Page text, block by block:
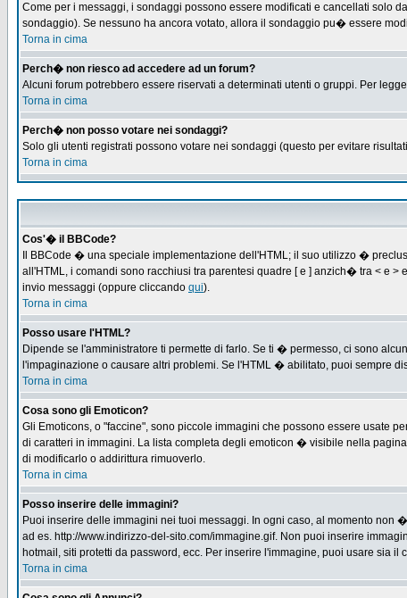
Come per i messaggi, i sondaggi possono essere modificati e cancellati solo
sondaggio). Se nessuno ha ancora votato, allora il sondaggio pu� essere
Torna in cima
Perch� non riesco ad accedere ad un forum?
Alcuni forum potrebbero essere riservati a determinati utenti o gruppi. Per
Torna in cima
Perch� non posso votare nei sondaggi?
Solo gli utenti registrati possono votare nei sondaggi (questo per evitare
Torna in cima
Cos'� il BBCode?
Il BBCode � una speciale implementazione dell'HTML; il suo utilizzo �
all'HTML, i comandi sono racchiusi tra parentesi quadre [ e ] anzich� tra < e
invio messaggi (oppure cliccando qui).
Torna in cima
Posso usare l'HTML?
Dipende se l'amministratore ti permette di farlo. Se ti � permesso, ci sono
l'impaginazione o causare altri problemi. Se l'HTML � abilitato, puoi sempre
Torna in cima
Cosa sono gli Emoticon?
Gli Emoticons, o "faccine", sono piccole immagini che possono essere usate
di caratteri in immagini. La lista completa degli emoticon � visibile nella
di modificarlo o addirittura rimuoverlo.
Torna in cima
Posso inserire delle immagini?
Puoi inserire delle immagini nei tuoi messaggi. In ogni caso, al momento
ad es. http://www.indirizzo-del-sito.com/immagine.gif. Non puoi inserire
hotmail, siti protetti da password, ecc. Per inserire l'immagine, puoi usare sia
Torna in cima